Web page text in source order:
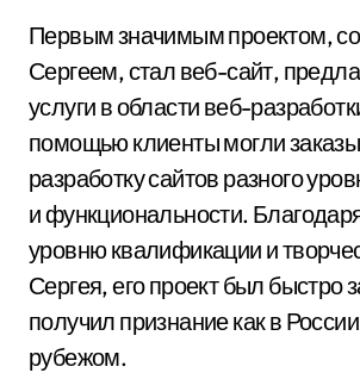
Первым значимым проектом,
Сергеем, стал веб-сайт,
услуги в области веб-
помощью клиенты могли
разработку сайтов разного
и функциональности.
уровню квалификации и
Сергея, его проект был быстро
получил признание как в
рубежом.